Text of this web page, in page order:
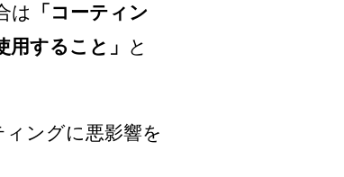
は 「コーティン
すること」 と
ングに悪影響を